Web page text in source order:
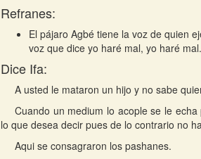
Refranes:
El pájaro Agbé tiene la voz de quien
voz que dice yo haré mal, yo haré mal.
Dice Ifa:
A usted le mataron un hijo y no sabe
Cuando un medium lo acople se le
lo que desea decir pues de lo contrario no
Aqui se consagraron los pashanes.